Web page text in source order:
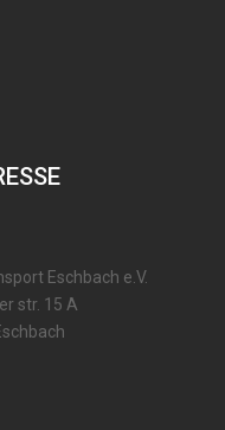
Eschbach e.V.
str. 15 A